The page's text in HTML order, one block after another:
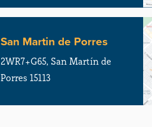
San Martin de Porres
2WR7+G65, San Martín de
Porres 15113